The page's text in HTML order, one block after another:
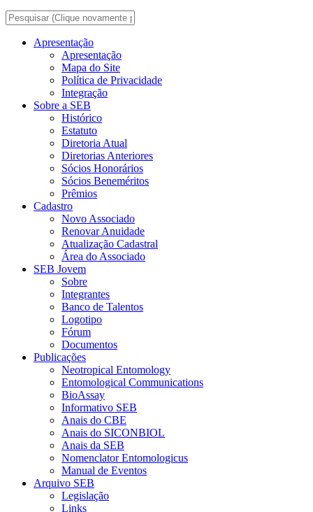
Apresentação
Apresentação
Mapa do Site
Política de Privacidade
Integração
Sobre a SEB
Histórico
Estatuto
Diretoria Atual
Diretorias Anteriores
Sócios Honorários
Sócios Beneméritos
Prêmios
Cadastro
Novo Associado
Renovar Anuidade
Atualização Cadastral
Área do Associado
SEB Jovem
Sobre
Integrantes
Banco de Talentos
Logotipo
Fórum
Documentos
Publicações
Neotropical Entomology
Entomological Communications
BioAssay
Informativo SEB
Anais do CBE
Anais do SICONBIOL
Anais da SEB
Nomenclator Entomologicus
Manual de Eventos
Arquivo SEB
Legislação
Links